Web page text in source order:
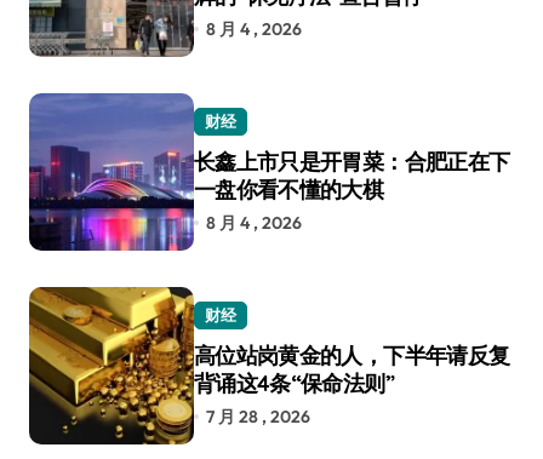
8 月 4 , 2026
财经
长鑫上市只是开胃菜：合肥正在下
一盘你看不懂的大棋
8 月 4 , 2026
财经
高位站岗黄金的人，下半年请反复
背诵这4条“保命法则”
7 月 28 , 2026